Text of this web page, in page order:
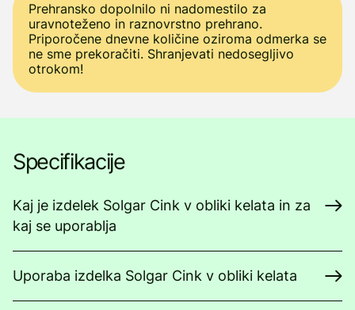
Prehransko dopolnilo ni nadomestilo za
uravnoteženo in raznovrstno prehrano.
Priporočene dnevne količine oziroma odmerka se
ne sme prekoračiti. Shranjevati nedosegljivo
otrokom!
Specifikacije
Kaj je izdelek Solgar Cink v obliki kelata in za
kaj se uporablja
Uporaba izdelka Solgar Cink v obliki kelata